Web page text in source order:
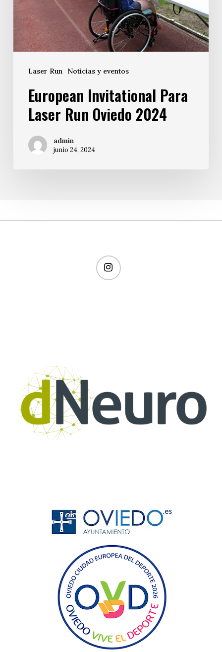
Laser Run Noticias y eventos
European Invitational Para
Laser Run Oviedo 2024
admin
junio 24, 2024
instagram